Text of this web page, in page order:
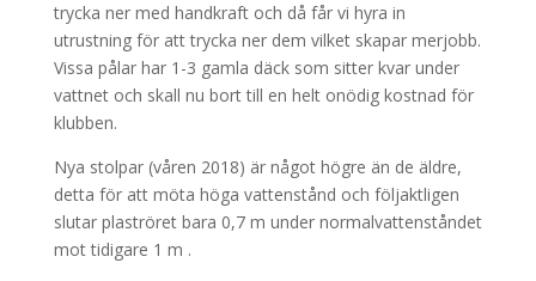
trycka ner med handkraft och då får vi hyra in
utrustning för att trycka ner dem vilket skapar merjobb.
Vissa pålar har 1-3 gamla däck som sitter kvar under
vattnet och skall nu bort till en helt onödig kostnad för
klubben.
Nya stolpar (våren 2018) är något högre än de äldre,
detta för att möta höga vattenstånd och följaktligen
slutar plaströret bara 0,7 m under normalvattenståndet
mot tidigare 1 m .